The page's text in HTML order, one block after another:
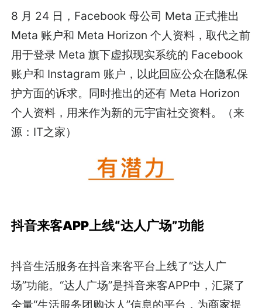
8 月 24 日，Facebook 母公司 Meta 正式推出
Meta 账户和 Meta Horizon 个人资料，取代之前
用于登录 Meta 旗下虚拟现实系统的 Facebook
账户和 Instagram 账户，以此回应公众在隐私保
护方面的诉求。同时推出的还有 Meta Horizon
个人资料，用来作为新的元宇宙社交资料。（来
源：IT之家）
抖音来客APP上线“达人广场”功能
抖音生活服务在抖音来客平台上线了“达人广
场”功能。“达人广场”是抖音来客APP中，汇聚了
全量“生活服务团购达人”信息的平台，为商家提